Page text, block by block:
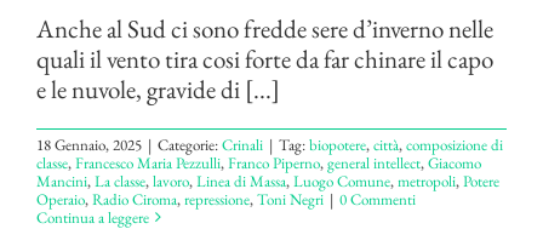
Anche al Sud ci sono fredde sere d’inverno nelle
quali il vento tira cosi forte da far chinare il capo
e le nuvole, gravide di [...]
18 Gennaio, 2025 | Categorie:Crinali | Tag:biopotere,città,composizione di
classe,Francesco Maria Pezzulli,Franco Piperno,general intellect,Giacomo
Mancini,La classe,lavoro,Linea di Massa,Luogo Comune,metropoli,Potere
Operaio,Radio Ciroma,repressione,Toni Negri | 0 Commenti
Continua a leggere